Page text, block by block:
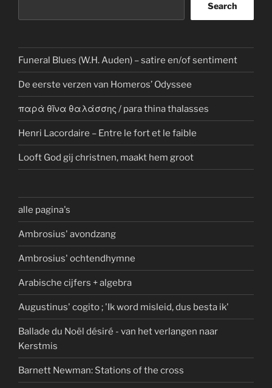
Search
Funeral Blues (W.H. Auden) – satire en/of sentiment
De eerste verzen van Homeros’ Odyssee
παρὰ θῖνα θαλάσσης / para thina thalasses
Henri Lacordaire – Entre le fort et le faible
Looft God gij christnen, maakt hem groot
alle pagina's
Ambrosius' avondzang
Ambrosius' ochtendhymne
Arabische cijfers + algebra
Augustinus' cogito ; 'Ik word misleid, dus besta ik'
Ballade du Noël désiré - van het verlangen naar
Kerstmis
Barnett Newman: Stations of the cross